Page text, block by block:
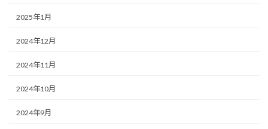
2025年1月
2024年12月
2024年11月
2024年10月
2024年9月